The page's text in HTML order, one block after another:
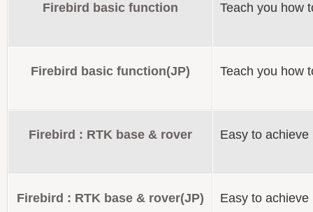
Firebird basic function Teach you how
Firebird basic function(JP) Teach you how
Firebird : RTK base & rover Easy to
Firebird : RTK base & rover(JP) Easy to